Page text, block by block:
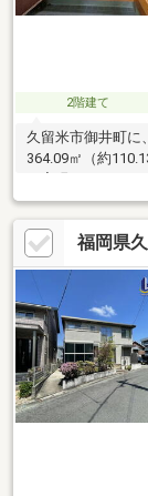
2階建て
久留米市御井町に
364.09㎡（約
を実現できます
6SDKで、ご家族
です。木造セメン
した住まいとなっ
軽にお問い合わせ
福岡県